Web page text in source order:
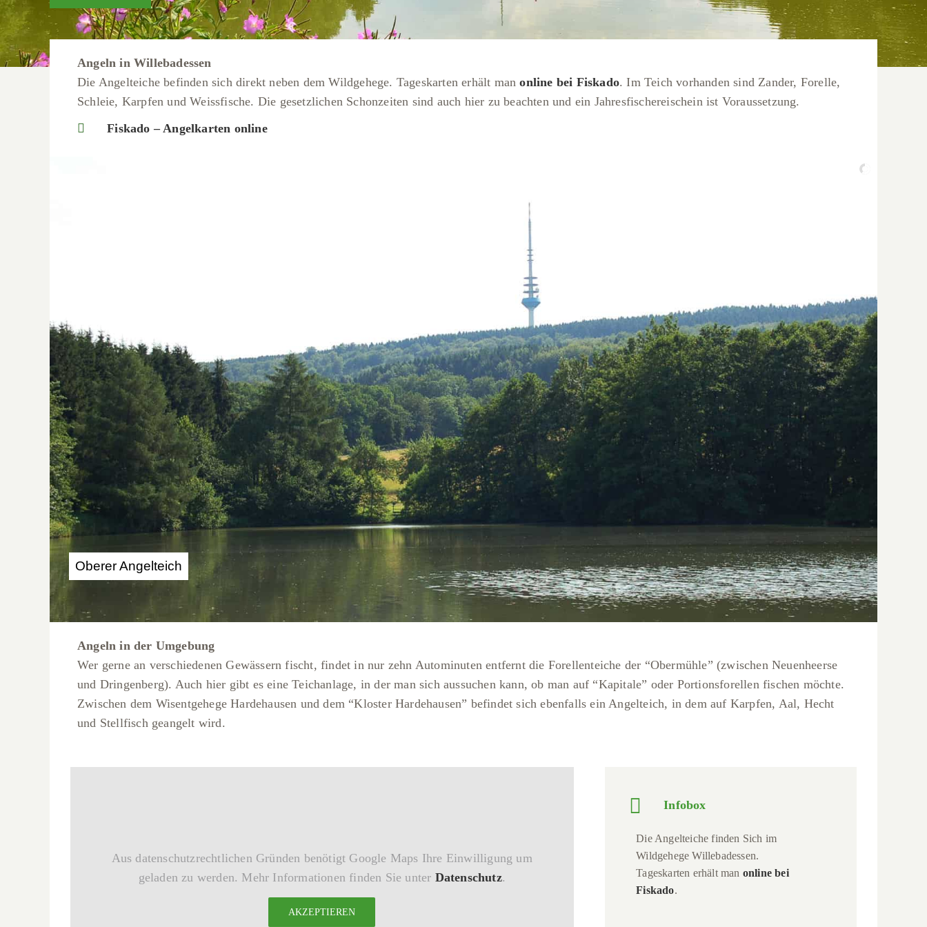
Angeln in Willebadessen
Die Angelteiche befinden sich direkt neben dem Wildgehege. Tageskarten erhält manonline bei Fiskado. Im Teich vorhanden sind Zander, Forelle,
Schleie, Karpfen und Weissfische. Die gesetzlichen Schonzeiten sind auch hier zu beachten und ein Jahresfischereischein ist Voraussetzung.
Fiskado – Angelkarten online
Oberer Angelteich
Angeln in der Umgebung
Wer gerne an verschiedenen Gewässern fischt, findet in nur zehn Autominuten entfernt die Forellenteiche der “Obermühle” (zwischen Neuenheerse
und Dringenberg). Auch hier gibt es eine Teichanlage, in der man sich aussuchen kann, ob man auf “Kapitale” oder Portionsforellen fischen möchte.
Zwischen dem Wisentgehege Hardehausen und dem “Kloster Hardehausen” befindet sich ebenfalls ein Angelteich, in dem auf Karpfen, Aal, Hecht
und Stellfisch geangelt wird.
Aus datenschutzrechtlichen Gründen benötigt Google Maps Ihre Einwilligung um
geladen zu werden. Mehr Informationen finden Sie unter Datenschutz.
AKZEPTIEREN
Infobox
Die Angelteiche finden Sich im
Wildgehege Willebadessen.
Tageskarten erhält man online bei
Fiskado.